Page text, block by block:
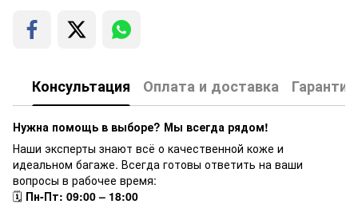
Консультация Оплата и доставка Гарантия
Нужна помощь в выборе? Мы всегда рядом!
Наши эксперты знают всё о качественной коже и
идеальном багаже. Всегда готовы ответить на ваши
вопросы в рабочее время:
🗓 Пн-Пт: 09:00 – 18:00